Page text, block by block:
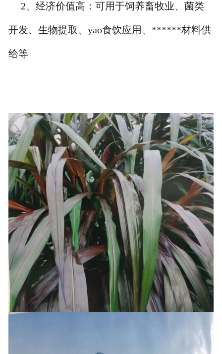
2、经济价值高：可用于饲养畜牧业、菌类
开发、生物提取、yao食饮应用、******材料供
给等